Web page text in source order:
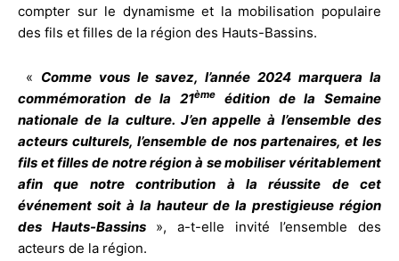
compter sur le dynamisme et la mobilisation populaire
des fils et filles de la région des Hauts-Bassins.
« Comme vous le savez, l’année 2024 marquera la
commémoration de la 21ème
édition de la Semaine
nationale de la culture. J’en appelle à l’ensemble des
acteurs culturels, l’ensemble de nos partenaires, et les
fils et filles de notre région à se mobiliser véritablement
afin que notre contribution à la réussite de cet
événement soit à la hauteur de la prestigieuse région
des Hauts-Bassins
», a-t-elle invité l’ensemble des
acteurs de la région.